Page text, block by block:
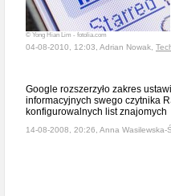
© Yong Hian Lim - fotolia.com
04-08-2010, 12:03, Adrian Nowak,
Google rozszerzyło zakres
informacyjnych swego czytnika
konfigurowalnych list znajomych
14-08-2008, 20:26, Anna Wasilewska-